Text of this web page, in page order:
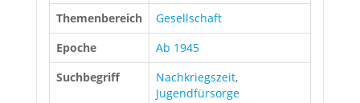
Themenbereich
Gesellschaft
Epoche
Ab 1945
Suchbegriff
Nachkriegszeit,
Jugendfürsorge